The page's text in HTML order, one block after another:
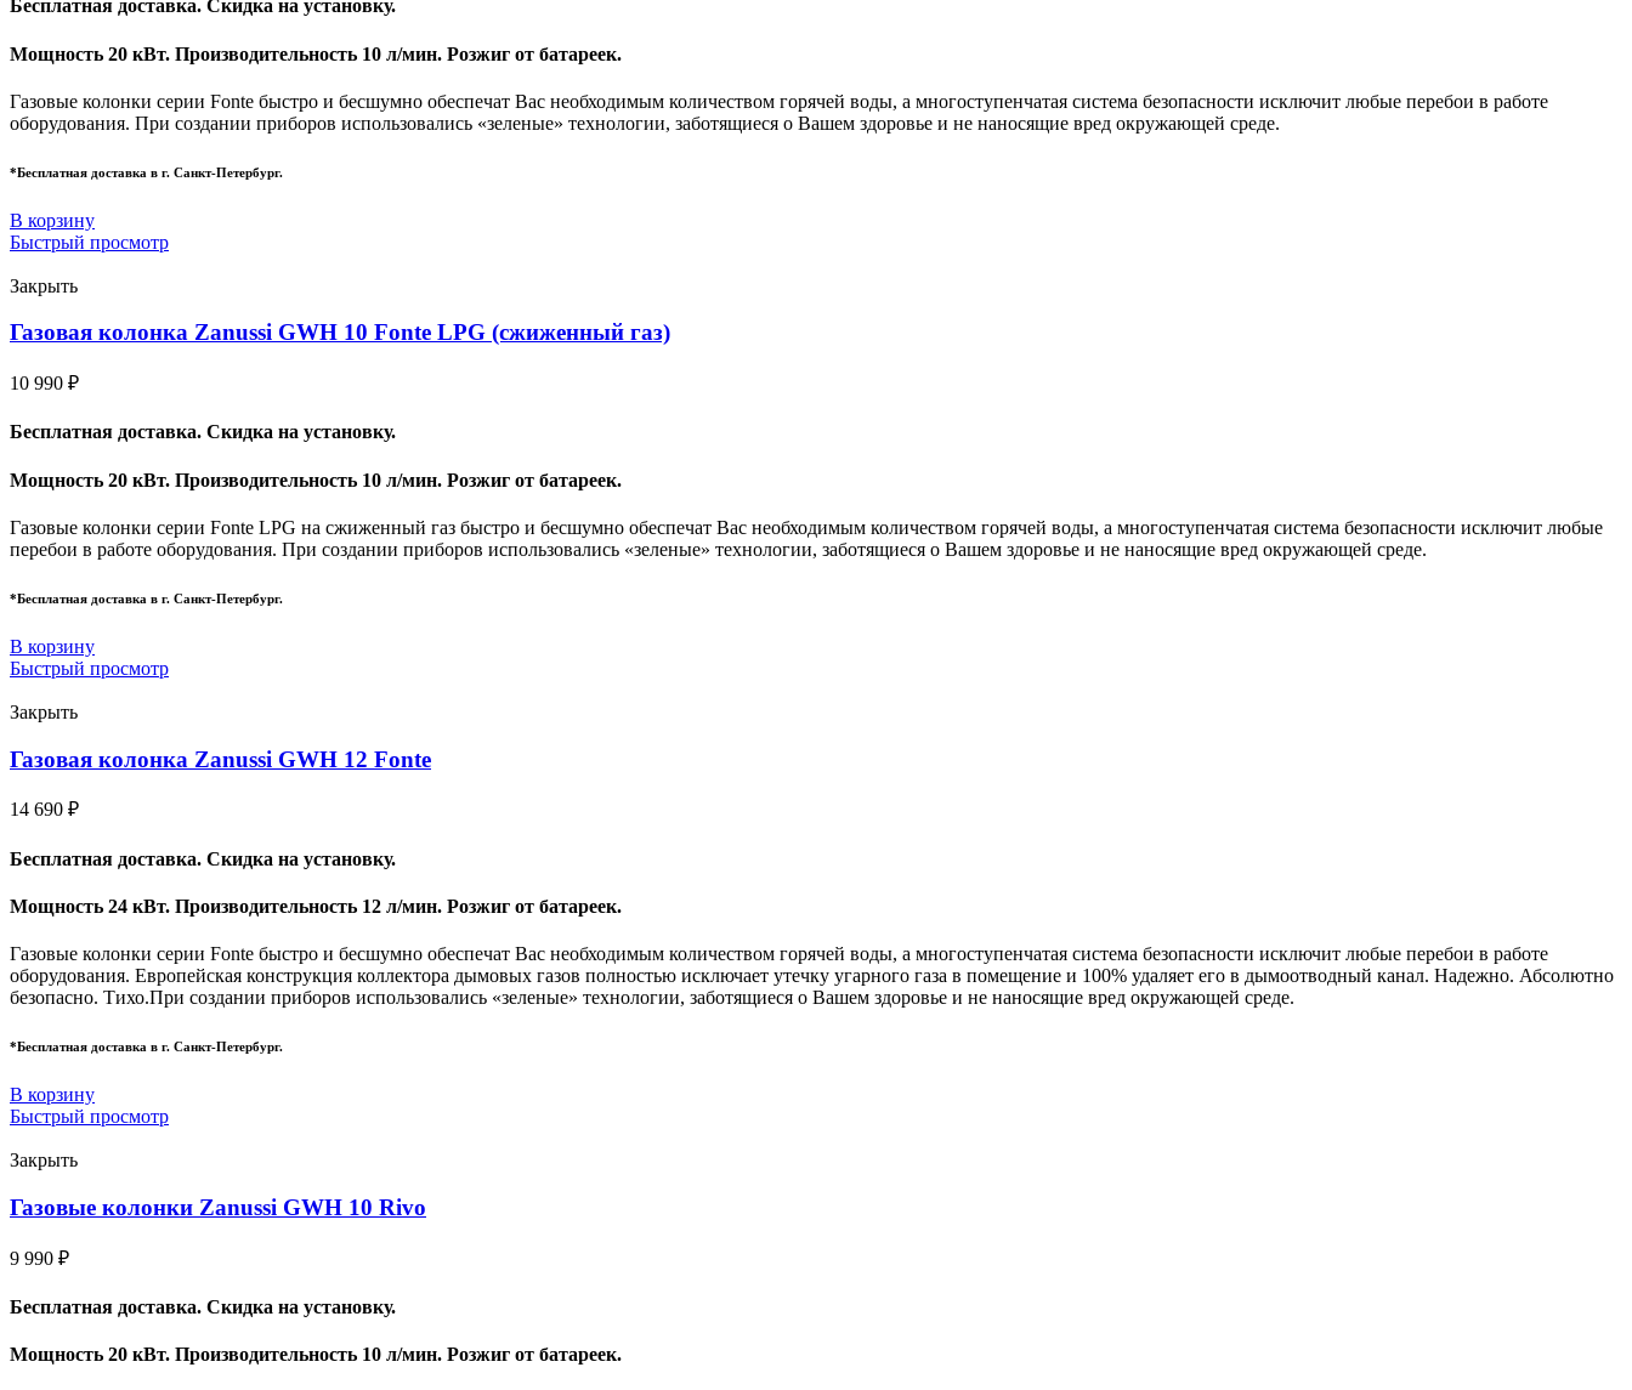
Бесплатная доставка. Скидка на установку.
Мощность 20 кВт. Производительность 10 л/мин. Розжиг от батареек.
Газовые колонки серии Fonte быстро и бесшумно обеспечат Вас необходимым количеством горячей воды, а многоступенчатая система безопасности исключит любые перебои в работе
оборудования. При создании приборов использовались «зеленые» технологии, заботящиеся о Вашем здоровье и не наносящие вред окружающей среде.
*Бесплатная доставка в г. Санкт-Петербург.
В корзину
Быстрый просмотр
Закрыть
Газовая колонка Zanussi GWH 10 Fonte LPG (сжиженный газ)
10 990 ₽
Бесплатная доставка. Скидка на установку.
Мощность 20 кВт. Производительность 10 л/мин. Розжиг от батареек.
Газовые колонки серии Fonte LPG на сжиженный газ быстро и бесшумно обеспечат Вас необходимым количеством горячей воды, а многоступенчатая система безопасности исключит любые
перебои в работе оборудования. При создании приборов использовались «зеленые» технологии, заботящиеся о Вашем здоровье и не наносящие вред окружающей среде.
*Бесплатная доставка в г. Санкт-Петербург.
В корзину
Быстрый просмотр
Закрыть
Газовая колонка Zanussi GWH 12 Fonte
14 690 ₽
Бесплатная доставка. Скидка на установку.
Мощность 24 кВт. Производительность 12 л/мин. Розжиг от батареек.
Газовые колонки серии Fonte быстро и бесшумно обеспечат Вас необходимым количеством горячей воды, а многоступенчатая система безопасности исключит любые перебои в работе
оборудования. Европейская конструкция коллектора дымовых газов полностью исключает утечку угарного газа в помещение и 100% удаляет его в дымоотводный канал. Надежно. Абсолютно
безопасно. Тихо.При создании приборов использовались «зеленые» технологии, заботящиеся о Вашем здоровье и не наносящие вред окружающей среде.
*Бесплатная доставка в г. Санкт-Петербург.
В корзину
Быстрый просмотр
Закрыть
Газовые колонки Zanussi GWH 10 Rivo
9 990 ₽
Бесплатная доставка. Скидка на установку.
Мощность 20 кВт. Производительность 10 л/мин. Розжиг от батареек.